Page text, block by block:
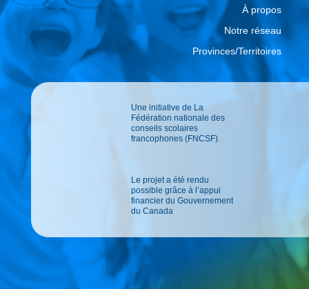
À propos
Notre réseau
Provinces/Territoires
Une initiative de La
Fédération nationale des
conseils scolaires
francophones (FNCSF).
Le projet a été rendu
possible grâce à l’appui
financier du Gouvernement
du Canada